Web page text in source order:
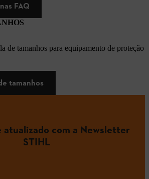
FAQ
de tamanhos para equipamento de proteção
tamanhos
atualizado com a Newsletter
STIHL